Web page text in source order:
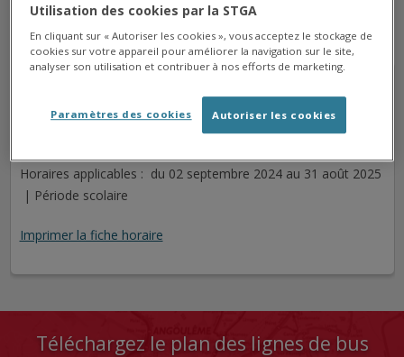
➜
➜
Cet arrêt n'est pas desservi pour le jour sélectionné.
Horaires applicables : du 02 septembre 2024 au 31 août 2025
| Période scolaire
Imprimer la fiche horaire
Téléchargez le plan des lignes de bus
Utilisation des cookies par la STGA
En cliquant sur « Autoriser les cookies », vous acceptez le stockage de
cookies sur votre appareil pour améliorer la navigation sur le site,
analyser son utilisation et contribuer à nos efforts de marketing.
Autoriser les cookies
Paramètres des cookies